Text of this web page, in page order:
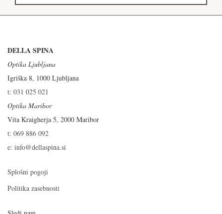
DELLA SPINA
Optika Ljubljana
Igriška 8, 1000 Ljubljana
t: 031 025 021
Optika Maribor
Vita Kraigherja 5, 2000 Maribor
t: 069 886 092
e: info@dellaspina.si
Splošni pogoji
Politika zasebnosti